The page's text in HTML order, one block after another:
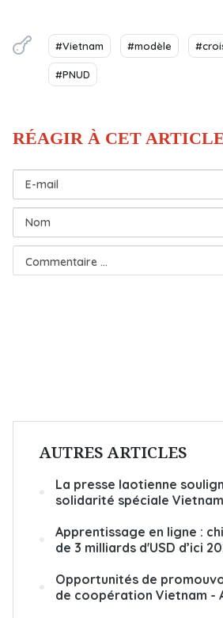
#Vietnam #modèle
#PNUD
AUTRES ARTICLES
La presse laotienne
solidarité spéciale
Apprentissage en ligne :
de 3 milliards d'USD d’ici
Opportunités de
de coopération Vietnam -